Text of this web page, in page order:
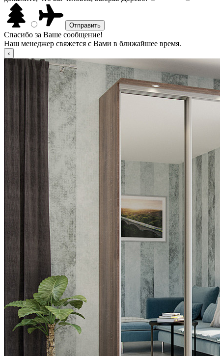
Спасибо за Ваше сообщение!
Наш менеджер свяжется с Вами в ближайшее время.